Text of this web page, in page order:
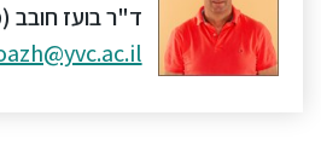
ד"ר בועז